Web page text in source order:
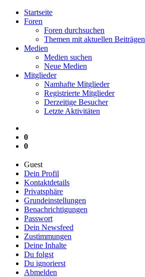
Startseite
Foren
Foren durchsuchen
Themen mit aktuellen Beiträgen
Medien
Medien suchen
Neue Medien
Mitglieder
Namhafte Mitglieder
Registrierte Mitglieder
Derzeitige Besucher
Letzte Aktivitäten
0
0
Guest
Dein Profil
Kontaktdetails
Privatsphäre
Grundeinstellungen
Benachrichtigungen
Passwort
Dein Newsfeed
Zustimmungen
Deine Inhalte
Du folgst
Du ignorierst
Abmelden